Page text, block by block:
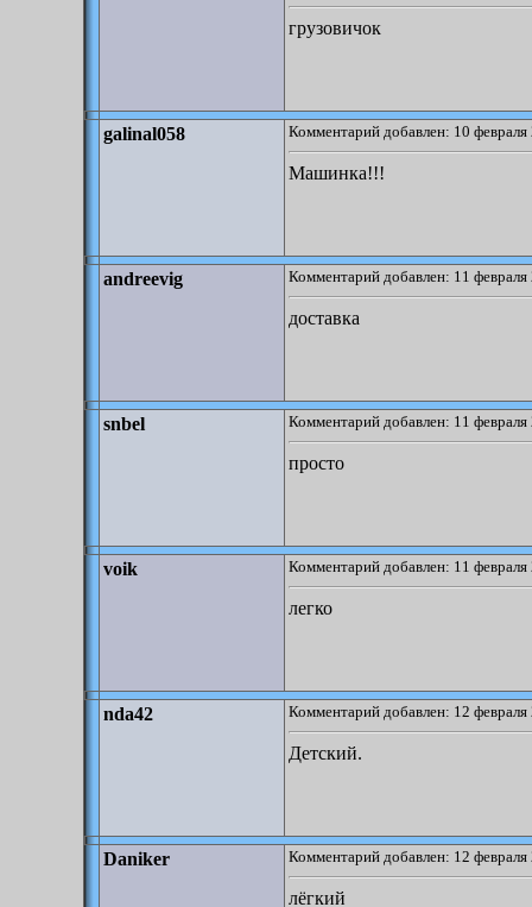
грузовичок
galinal058 Комментарий добавлен: 10
Машинка!!!
andreevig Комментарий добавлен: 11
доставка
snbel Комментарий добавлен: 11
просто
voik Комментарий добавлен: 11
легко
nda42 Комментарий добавлен: 12
Детский.
Daniker Комментарий добавлен: 12
лёгкий